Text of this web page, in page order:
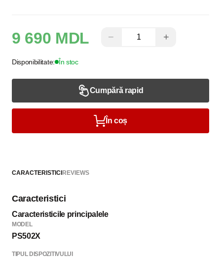
9 690 MDL − +
Disponibilitate: În stoc
Cumpără rapid
În coș
CARACTERISTICIREVIEWS
Caracteristici
Caracteristicile principalele
MODEL
PS502X
TIPUL DISPOZITIVULUI